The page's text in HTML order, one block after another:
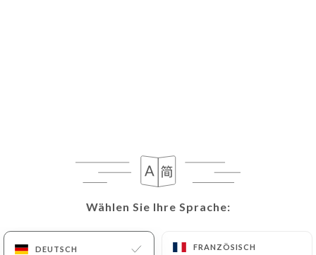
Wählen Sie Ihre Sprache:
DEUTSCH FRANZÖSISCH
Wählen Sie Ihre Sprache:
DEUTSCH FRANZÖSISCH